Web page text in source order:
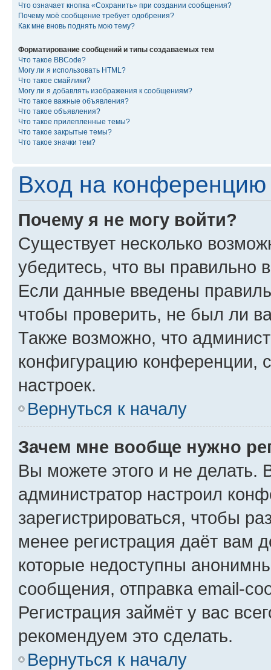
Что означает кнопка «Сохранить» при создании сообщения?
Почему моё сообщение требует одобрения?
Как мне вновь поднять мою тему?
Форматирование сообщений и типы создаваемых тем
Что такое BBCode?
Могу ли я использовать HTML?
Что такое смайлики?
Могу ли я добавлять изображения к сообщениям?
Что такое важные объявления?
Что такое объявления?
Что такое прилепленные темы?
Что такое закрытые темы?
Что такое значки тем?
Вход на конференцию
Почему я не могу войти?
Существует несколько
убедитесь, что вы правильно
Если данные введены
чтобы проверить, не был ли
Также возможно, что
конфигурацию конференции,
настроек.
Вернуться к началу
Зачем мне вообще нужно
Вы можете этого и не делать.
администратор настроил
зарегистрироваться, чтобы
менее регистрация даёт вам
которые недоступны
сообщения, отправка email-
Регистрация займёт у вас
рекомендуем это сделать.
Вернуться к началу